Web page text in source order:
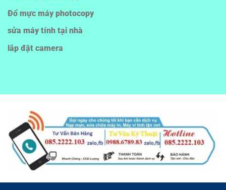
Đổ mực máy photocopy
sửa máy tính tại nhà
lắp đặt camera